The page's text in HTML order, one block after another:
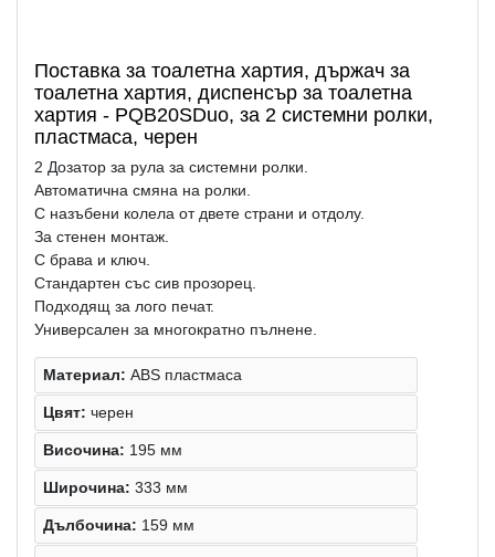
Поставка за тоалетна хартия, държач за
тоалетна хартия, диспенсър за тоалетна
хартия - PQB20SDuo, за 2 системни ролки,
пластмаса, черен
2 Дозатор за рула за системни ролки.
Автоматична смяна на ролки.
С назъбени колела от двете страни и отдолу.
За стенен монтаж.
С брава и ключ.
Стандартен със сив прозорец.
Подходящ за лого печат.
Универсален за многократно пълнене.
Материал: ABS пластмаса
Цвят: черен
Височина: 195 мм
Широчина: 333 мм
Дълбочина: 159 мм